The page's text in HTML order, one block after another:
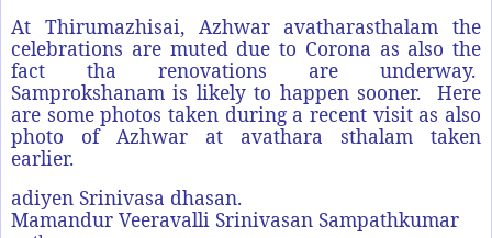
At Thirumazhisai, Azhwar avatharasthalam the
celebrations are muted due to Corona as also the
fact tha renovations are underway.
Samprokshanam is likely to happen sooner. Here
are some photos taken during a recent visit as also
photo of Azhwar at avathara sthalam taken
earlier.
adiyen Srinivasa dhasan.
Mamandur Veeravalli Srinivasan Sampathkumar